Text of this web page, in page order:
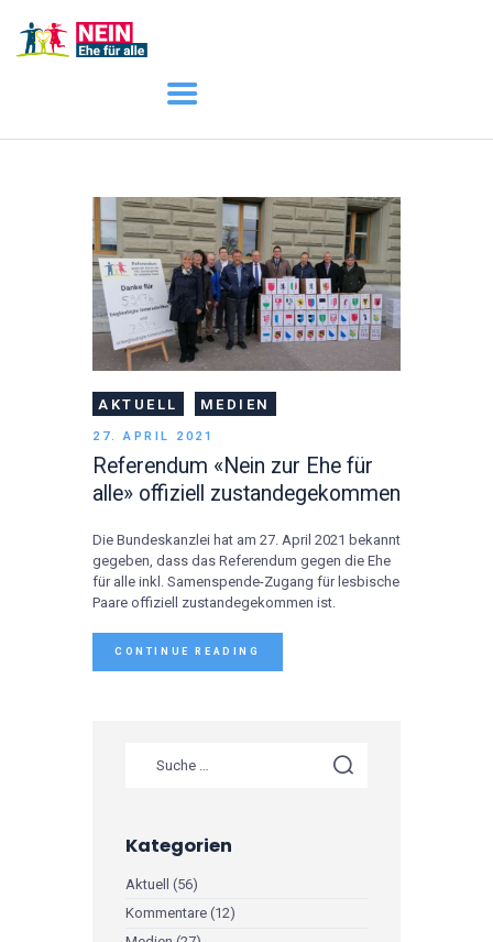
START
DARUM GEHT ES
ÜBER UNS
DOWNLOADS
AKTUELL MEDIEN
27. APRIL 2021
Referendum «Nein zur Ehe für
alle» offiziell zustandegekommen
Die Bundeskanzlei hat am 27. April 2021 bekannt
gegeben, dass das Referendum gegen die Ehe
für alle inkl. Samenspende-Zugang für lesbische
Paare offiziell zustandegekommen ist.
CONTINUE READING
Kategorien
Aktuell (56)
Kommentare (12)